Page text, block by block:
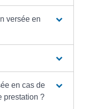
versée en
en cas de
prestation ?